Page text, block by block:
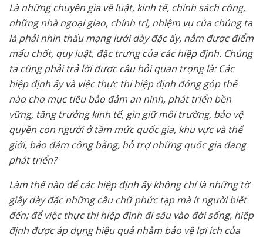
Là những chuyên gia về luật, kinh tế, chính sách công,
những nhà ngoại giao, chính trị, nhiệm vụ của chúng ta
là phải nhìn thấu mạng lưới dày đặc ấy, nắm được điểm
mấu chốt, quy luật, đặc trưng của các hiệp định. Chúng
ta cũng phải trả lời được câu hỏi quan trọng là: Các
hiệp định ấy và việc thực thi hiệp định đóng góp thế
nào cho mục tiêu bảo đảm an ninh, phát triển bền
vững, tăng trưởng kinh tế, gìn giữ môi trường, bảo vệ
quyền con người ở tầm mức quốc gia, khu vực và thế
giới, bảo đảm công bằng, hỗ trợ những quốc gia đang
phát triển?
Làm thế nào để các hiệp định ấy không chỉ là những tờ
giấy dày đặc những câu chữ phức tạp mà ít người biết
đến; để việc thực thi hiệp định đi sâu vào đời sống, hiệp
định được áp dụng hiệu quả nhằm bảo vệ lợi ích của